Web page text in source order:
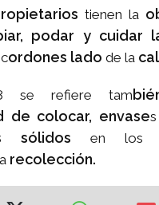
tienen la
podar y cuidar
ordones lado de la
se refiere tam
de colocar, envase
sólidos en los
recolección.